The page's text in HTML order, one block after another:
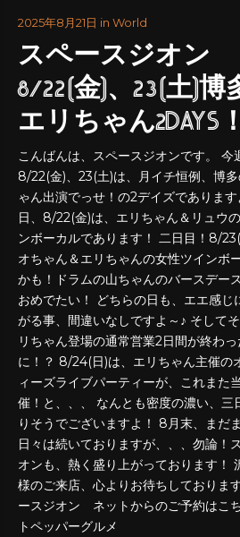
2025年8月21日 in World
スペースジオン
8/22(金)、23(土)博
エリちゃん2DAYS！
こんばんは、スペースジオンです。 今
8/22(金)、23(土)は、月イチ恒例、博
ゃん出演でっせ！の2デイズでありま
日、8/22(金)は、エリちゃん＆リュウ
ンボーカルであります！ 二日目！8/
オちゃん＆エリちゃんの女性ツインボ
かも！ドラムの山ちゃんのバースデー
おめでたい！ どちらの日も、エエ感じ
がる事、間違いなしですよ～♪ そして
リちゃん登場の通常営業2日間が終わっ
に！？ 8/24(日)は、エリちゃん主催の
ィーズライブパーティーが、これまた
催！と、、、 なんとも密度の濃い、三
りそうでございますよ！ 8月末、まだ
日々は続いておりますが、、、勿論！
オンも、熱く盛り上がっております！
様のご来店、心よりお待ちしておりま
ースジオン ネットからのご予約はこ
トペッパーグルメ